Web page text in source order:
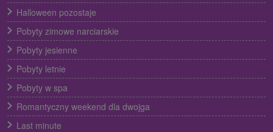
Halloween pozostaje
Pobyty zimowe narciarskie
Pobyty jesienne
Pobyty letnie
Pobyty w spa
Romantyczny weekend dla dwojga
Last minute